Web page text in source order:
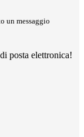
un messaggio
posta elettronica!